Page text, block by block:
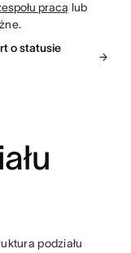
pracą lub
o statusie
podziału